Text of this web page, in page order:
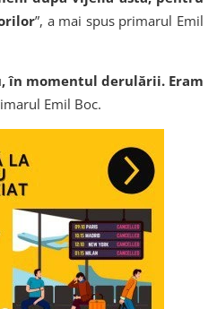
”, a mai spus primarul Emil
în momentul derulării. Eram
Emil Boc.